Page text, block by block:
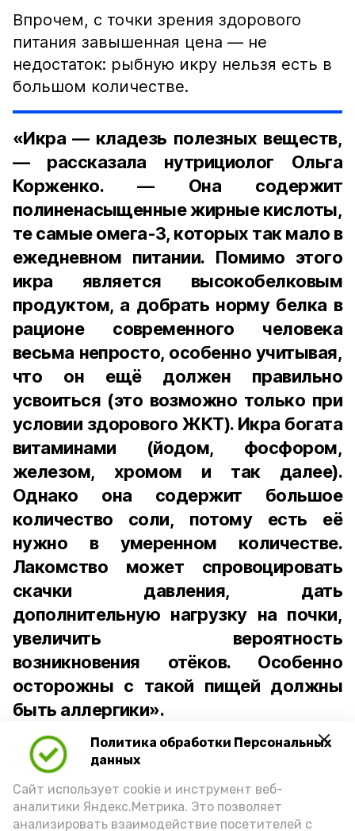
Политика обработки Персональных
данных
Сайт использует cookie и инструмент веб-
аналитики Яндекс.Метрика. Это позволяет
анализировать взаимодействие посетителей с
Впрочем, с точки зрения здорового
питания завышенная цена — не
недостаток: рыбную икру нельзя есть в
большом количестве.
«Икра — кладезь полезных веществ,
— рассказала нутрициолог Ольга
Корженко. — Она содержит
полиненасыщенные жирные кислоты,
те самые омега-3, которых так мало в
ежедневном питании. Помимо этого
икра является высокобелковым
продуктом, а добрать норму белка в
рационе современного человека
весьма непросто, особенно учитывая,
что он ещё должен правильно
усвоиться (это возможно только при
условии здорового ЖКТ). Икра богата
витаминами (йодом, фосфором,
железом, хромом и так далее).
Однако она содержит большое
количество соли, потому есть её
нужно в умеренном количестве.
Лакомство может спровоцировать
скачки давления, дать
дополнительную нагрузку на почки,
увеличить вероятность
возникновения отёков. Особенно
осторожны с такой пищей должны
быть аллергики».
Для взрослого человека безопасной
порцией икры считается 30-50 граммов
(2-3 ложки). При этом следует обратить
внимание на хлеб, с которым она